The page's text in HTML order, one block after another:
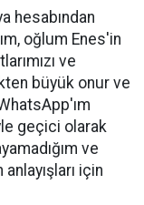
hesabından
oğlum Enes'in
ve
büyük onur ve
geçici olarak
ve
için